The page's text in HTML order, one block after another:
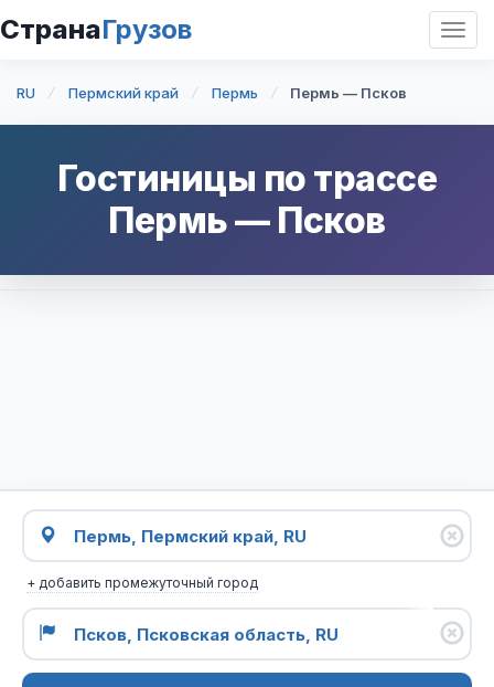
СтранаГрузов
RU Пермский край Пермь Пермь — Псков
Гостиницы по трассе
Пермь— Псков
+ добавить промежуточный город